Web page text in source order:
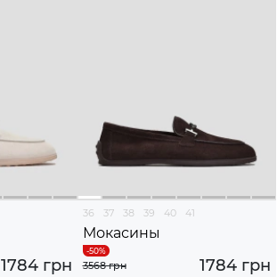
1784 грн
36 37 38 39 40 41
Мокасины
1784 грн
3568 грн